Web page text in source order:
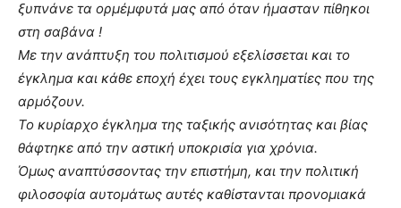
ξυπνάνε τα ορμέμφυτά μας από όταν ήμασταν πίθηκοι
στη σαβάνα !
Με την ανάπτυξη του πολιτισμού εξελίσσεται και το
έγκλημα και κάθε εποχή έχει τους εγκληματίες που της
αρμόζουν.
Το κυρίαρχο έγκλημα της ταξικής ανισότητας και βίας
θάφτηκε από την αστική υποκρισία για χρόνια.
Όμως αναπτύσσοντας την επιστήμη, και την πολιτική
φιλοσοφία αυτομάτως αυτές καθίστανται προνομιακά